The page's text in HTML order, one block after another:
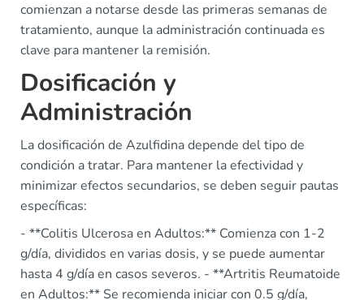
comienzan a notarse desde las primeras semanas de
tratamiento, aunque la administración continuada es
clave para mantener la remisión.
Dosificación y
Administración
La dosificación de Azulfidina depende del tipo de
condición a tratar. Para mantener la efectividad y
minimizar efectos secundarios, se deben seguir pautas
específicas:
- **Colitis Ulcerosa en Adultos:** Comienza con 1-2
g/día, divididos en varias dosis, y se puede aumentar
hasta 4 g/día en casos severos. - **Artritis Reumatoide
en Adultos:** Se recomienda iniciar con 0.5 g/día,